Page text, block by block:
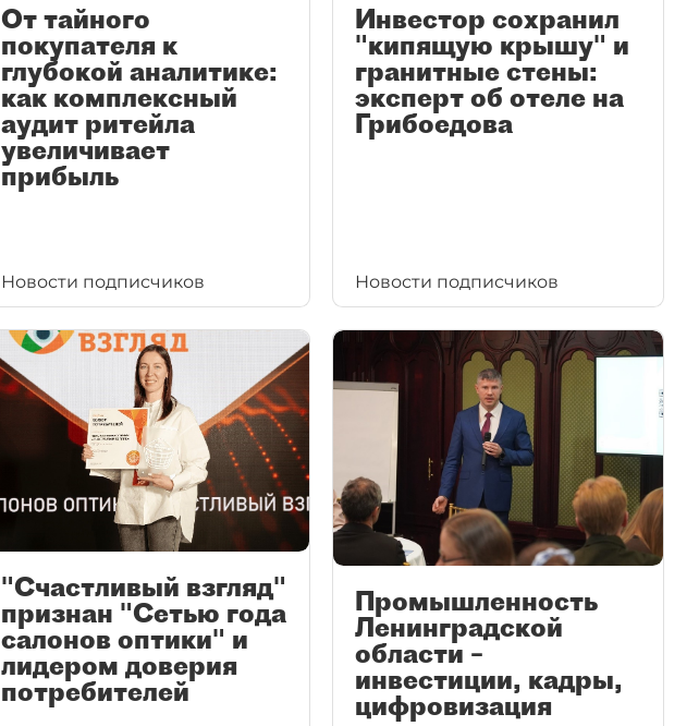
От тайного
покупателя к
глубокой аналитике:
как комплексный
аудит ритейла
увеличивает
прибыль
Новости подписчиков
Инвестор сохранил
"кипящую крышу" и
гранитные стены:
эксперт об отеле на
Грибоедова
Новости подписчиков
"Счастливый взгляд"
признан "Сетью года
салонов оптики" и
лидером доверия
потребителей
Промышленность
Ленинградской
области –
инвестиции, кадры,
цифровизация